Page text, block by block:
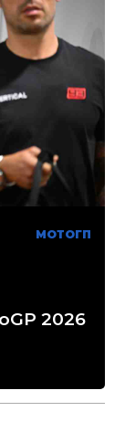
МОТОГП
2026